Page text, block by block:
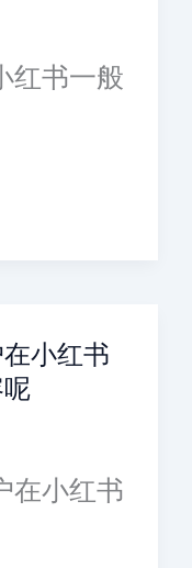
红书一般
小红书
在小红书